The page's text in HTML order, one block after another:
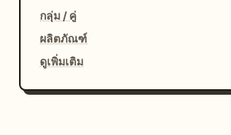
กลุ่ม / คู่
ผลิตภัณฑ์
ดูเพิ่มเติม